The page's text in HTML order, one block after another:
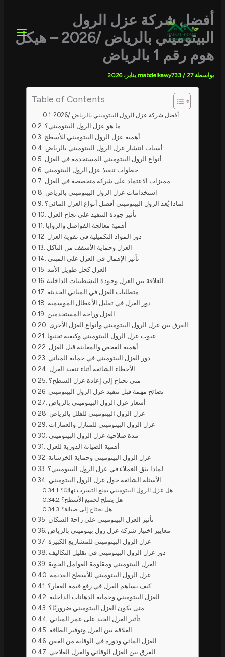
المحتوىأفضل شركة عزل الرول
البيتوميني بالرياض /2026 – هيكل
هوم رقم 1 بالرياض
بواسطة mabdelkawy733 / 27 يناير، 2026
Table of Contents
أفضل شركة عزل الرول البيتوميني بالرياض /2026
ما هو عزل الرول البيتوميني؟
أهمية عزل الرول البيتوميني للأسطح
أسباب انتشار عزل الرول البيتوميني بالرياض
أنواع الرول البيتوميني المستخدمة في العزل
خطوات تنفيذ عزل الرول البيتوميني
مميزات الاعتماد على شركة متخصصة في العزل
استخدامات عزل الرول البيتوميني بالرياض
لماذا يُعد الرول البيتوميني أفضل أنواع العزل المائي؟
تأثير جودة التنفيذ على نجاح العزل
أهمية معالجة الفواصل والزوايا
دور المواد التكميلية في تقوية العزل
العزل وحماية الأسقف من التآكل
تأثير الإهمال في العزل على المبنى
العزل كحل طويل الأمد
العلاقة بين العزل وجودة التشطيبات الداخلية
متطلبات العزل في المباني الحديثة
دور العزل في تقليل الأعطال الموسمية
العزل وراحة المستخدمين
الفرق بين عزل الرول البيتوميني وأنواع العزل الأخرى
عيوب عزل الرول البيتوميني وكيفية تجنبها
أهمية الفحص والمعاينة قبل العزل
دور العزل البيتوميني في حماية المباني
الأخطاء الشائعة أثناء تنفيذ العزل
متى تحتاج إلى إعادة عزل السطح؟
نصائح مهمة قبل تنفيذ عزل الرول البيتوميني
أسعار عزل الرول البيتوميني بالرياض
عزل الرول البيتوميني للفلل بالرياض
عزل الرول البيتوميني للمنازل والعمارات
مدة صلاحية عزل الرول البيتوميني
أهمية الصيانة الدورية للعزل
عزل الرول البيتوميني وحماية الخرسانة
لماذا يثق العملاء في عزل الرول البيتوميني؟
الأسئلة الشائعة حول عزل الرول البيتوميني
هل عزل الرول البيتوميني يمنع التسرب نهائيًا؟
هل يصلح لجميع الأسطح؟
هل يحتاج إلى صيانة؟
تأثير العزل البيتوميني على راحة السكان
معايير اختيار شركة عزل رول بيتوميني بالرياض
عزل الرول البيتوميني للمشاريع الكبيرة
دور عزل الرول البيتوميني في تقليل التكاليف
العزل البيتوميني ومقاومة العوامل الجوية
عزل الرول البيتوميني للأسطح القديمة
كيف يساهم العزل في رفع قيمة العقار؟
العزل البيتوميني وحماية الدهانات الداخلية
متى يكون العزل البيتوميني ضروريًا؟
تأثير العزل الجيد على عمر المباني
العلاقة بين العزل وتوفير الطاقة
العزل المائي ودوره في الوقاية من العفن
الفرق بين العزل الوقائي والعزل العلاجي